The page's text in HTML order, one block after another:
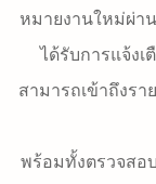
หมายงานใหม่ผ่า
ได้รับการแจ้ง
สามารถเข้าถึงรา
พร้อมทั้งตรวจสอ